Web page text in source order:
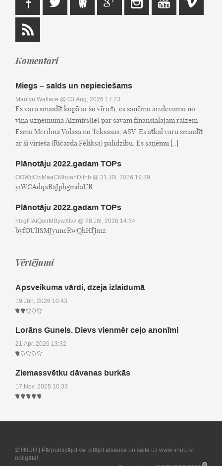
Komentāri
Miegs – salds un nepieciešams
Marilyn Wallace @ 03.Aug, 2026 17:23
Es varu smaidīt kopā ar šo vīrieti, es saņēmu aizdevumu no
viņa uzņēmuma Aizmirstiet par savām finansiālajām raizēm
Esmu Merilina Volasa no Teksasas, ASV. Es atkal varu smaidīt
ar šī vīrieša (Ričarda Fēliksa) palīdzību. Es saņēmu [..]
Plānotāju 2022.gadam TOPs
OOWcCwMaaCMhpahDifnb @ 31.Jūl, 2026 19:39
yiWCAdqaBaJpbgmdaUR
Plānotāju 2022.gadam TOPs
htzgFIAiQoIrMBywXlvz @ 28.Jūl, 2026 14:34
byfOUlISMJyuncRwQhHfJmz
Vērtējumi
Apsveikuma vārdi, dzeja izlaidumā
19.Jūn, 2026 10:43
Lorāns Gunels. Dievs vienmēr ceļo anonīmi
21.Apr, 2026 13:32
Ziemassvētku dāvanas burkās
17.Nov, 2025 10:33
© IINUU | Pārpublicējot vai citējot atsauce un saite uz www.iinuu.lv
obligāta!